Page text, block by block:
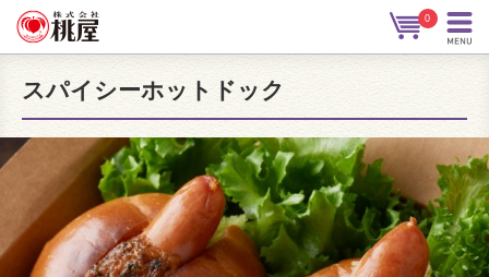
0
スパイシーホットドック